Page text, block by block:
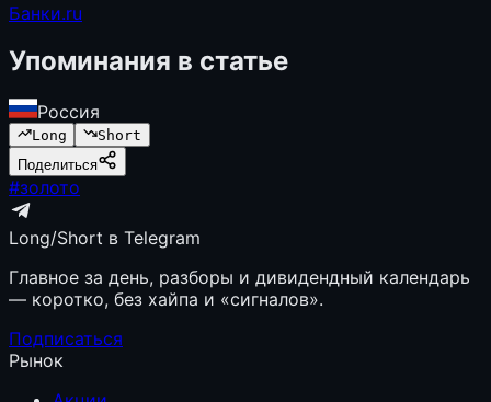
Банки.ru
Упоминания в статье
Россия
Long
Short
Поделиться
#золото
Long/Short в Telegram
Главное за день, разборы и дивидендный календарь
— коротко, без хайпа и «сигналов».
Подписаться
Рынок